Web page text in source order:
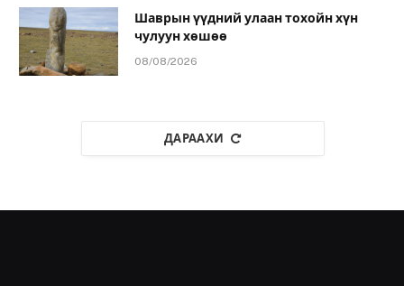
Шаврын үүдний улаан тохойн хүн
чулуун хөшөө
08/08/2026
ДАРААХИ